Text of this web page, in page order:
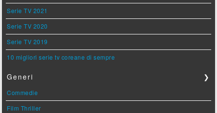
Serie TV 2021
Serie TV 2020
Serie TV 2019
10 migliori serie tv coreane di sempre
Generi ❯
Commedie
Film Thriller